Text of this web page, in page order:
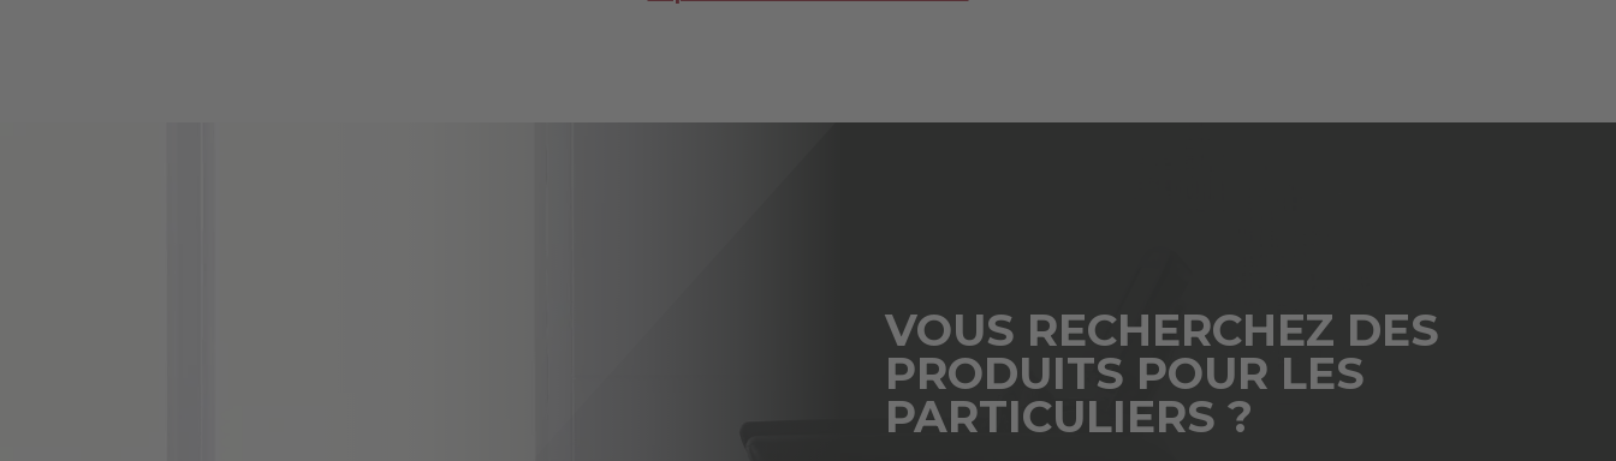
VOUS RECHERCHEZ DES
PRODUITS POUR LES
PARTICULIERS ?